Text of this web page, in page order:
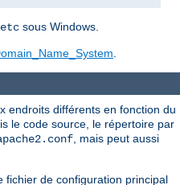
sous Windows.
endroits différents en fonction du
le code source, le répertoire par
, mais peut aussi
fichier de configuration principal